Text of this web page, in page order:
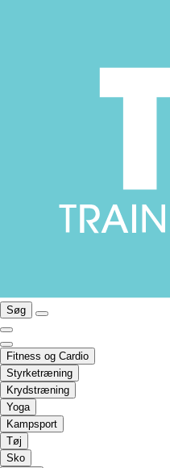
Søg
Fitness og Cardio
Styrketræning
Krydstræning
Yoga
Kampsport
Tøj
Sko